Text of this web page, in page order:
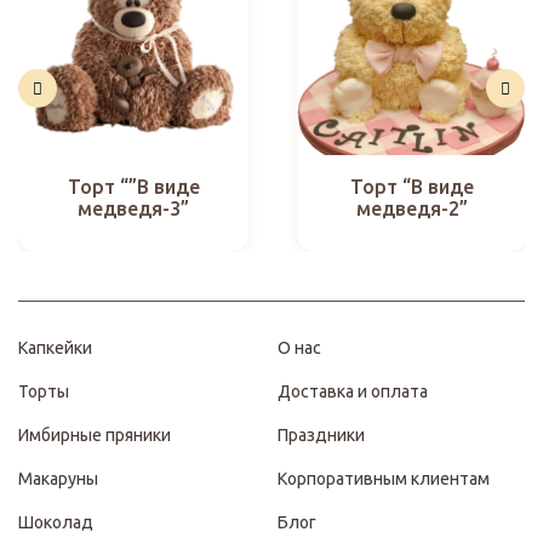
Торт “”В виде
медведя-3”
Торт “В виде
медведя-2”
Капкейки
Торты
Имбирные пряники
Макаруны
Шоколад
О нас
Доставка и оплата
Праздники
Корпоративным клиентам
Блог